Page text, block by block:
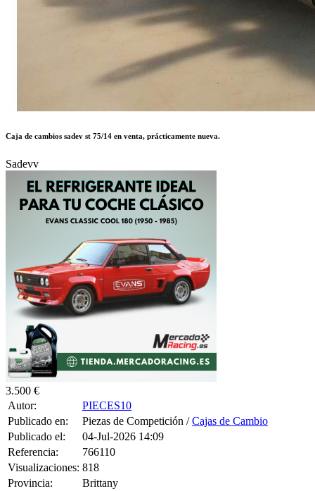
Caja de cambios sadev st 75/14 en venta, prácticamente nueva.
Sadevv
3.500 €
Autor:
PIECES10
Publicado en:
Piezas de Competición /Cajas de Cambio
Publicado el:
04-Jul-2026 14:09
Referencia:
766110
Visualizaciones: 818
Provincia:
Brittany